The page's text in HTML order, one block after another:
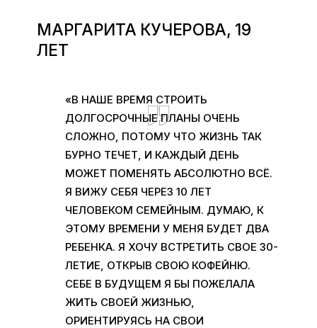
МАРГАРИТА КУЧЕРОВА, 19
ЛЕТ
«В НАШЕ ВРЕМЯ СТРОИТЬ
ДОЛГОСРОЧНЫЕ ПЛАНЫ ОЧЕНЬ
СЛОЖНО, ПОТОМУ ЧТО ЖИЗНЬ ТАК
БУРНО ТЕЧЕТ, И КАЖДЫЙ ДЕНЬ
МОЖЕТ ПОМЕНЯТЬ АБСОЛЮТНО ВСЁ.
Я ВИЖУ СЕБЯ ЧЕРЕЗ 10 ЛЕТ
ЧЕЛОВЕКОМ СЕМЕЙНЫМ. ДУМАЮ, К
ЭТОМУ ВРЕМЕНИ У МЕНЯ БУДЕТ ДВА
РЕБЕНКА. Я ХОЧУ ВСТРЕТИТЬ СВОЕ 30-
ЛЕТИЕ, ОТКРЫВ СВОЮ КОФЕЙНЮ.
СЕБЕ В БУДУЩЕМ Я БЫ ПОЖЕЛАЛА
ЖИТЬ СВОЕЙ ЖИЗНЬЮ,
ОРИЕНТИРУЯСЬ НА СВОИ